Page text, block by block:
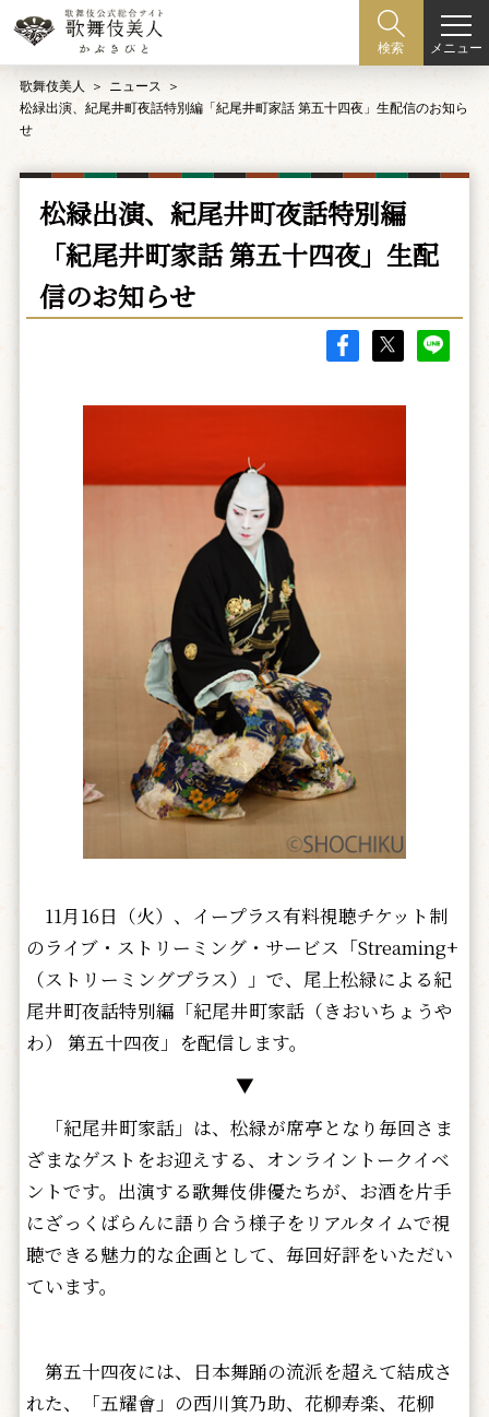
検索 メニュー
歌舞伎美人
ニュース
松緑出演、紀尾井町夜話特別編「紀尾井町家話 第五十四夜」生配信のお知ら
せ
松緑出演、紀尾井町夜話特別編
「紀尾井町家話 第五十四夜」生配
信のお知らせ
11月16日（火）、イープラス有料視聴チケット制
のライブ・ストリーミング・サービス「Streaming+
（ストリーミングプラス）」で、尾上松緑による紀
尾井町夜話特別編「紀尾井町家話（きおいちょうや
わ） 第五十四夜」を配信します。
▼
「紀尾井町家話」は、松緑が席亭となり毎回さま
ざまなゲストをお迎えする、オンライントークイベ
ントです。出演する歌舞伎俳優たちが、お酒を片手
にざっくばらんに語り合う様子をリアルタイムで視
聴できる魅力的な企画として、毎回好評をいただい
ています。
第五十四夜には、日本舞踊の流派を超えて結成さ
れた、「五耀會」 の西川箕乃助、花柳寿楽、花柳